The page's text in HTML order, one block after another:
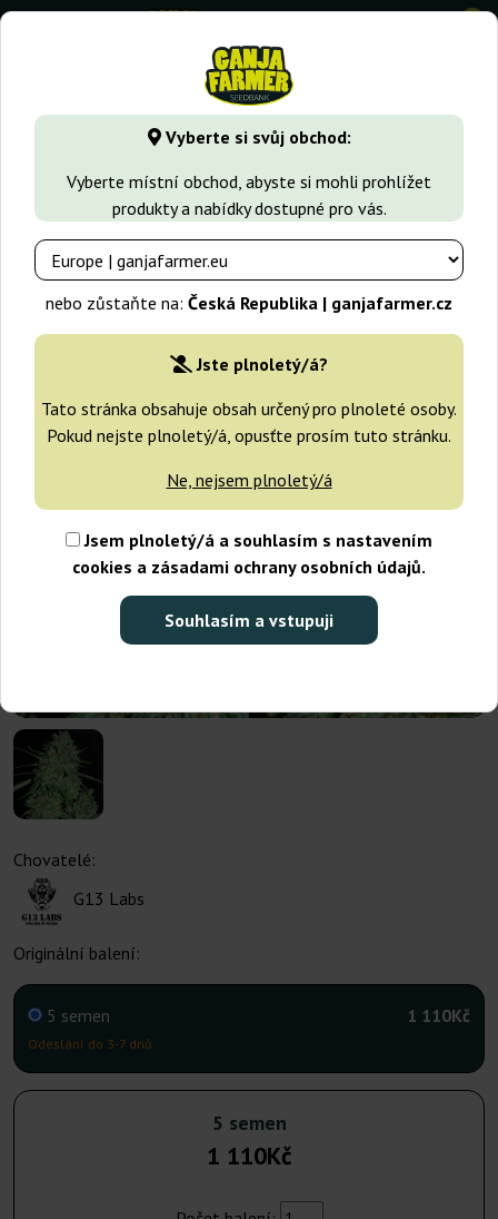
Vyberte si svůj obchod:
Vyberte místní obchod, abyste si mohli prohlížet
produkty a nabídky dostupné pro vás.
nebo zůstaňte na: Česká Republika | ganjafarmer.cz
Jste plnoletý/á?
Tato stránka obsahuje obsah určený pro plnoleté osoby.
Pokud nejste plnoletý/á, opusťte prosím tuto stránku.
Ne, nejsem plnoletý/á
Jsem plnoletý/á a souhlasím s nastavením
cookies a zásadami ochrany osobních údajů.
Souhlasím a vstupuji
0
GanjaFarmer.cz Seedbanky G13 Labs White Critical
Chovatelé:
G13 Labs
Originální balení:
5 semen
Odeslání do 3-7 dnů
1 110Kč
5 semen
1 110Kč